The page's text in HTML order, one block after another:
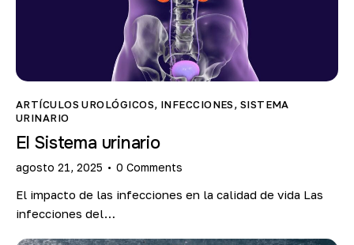
ARTÍCULOS UROLÓGICOS, INFECCIONES, SISTEMA
URINARIO
El Sistema urinario
agosto 21, 2025 0 Comments
El impacto de las infecciones en la calidad de vida Las
infecciones del…